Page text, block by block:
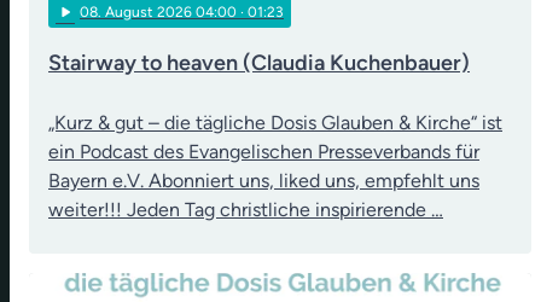
play_arrow 08. August 2026 04:00 · 01:23
Stairway to heaven (Claudia Kuchenbauer)
„Kurz & gut – die tägliche Dosis Glauben & Kirche“ ist
ein Podcast des Evangelischen Presseverbands für
Bayern e.V. Abonniert uns, liked uns, empfehlt uns
weiter!!! Jeden Tag christliche inspirierende …